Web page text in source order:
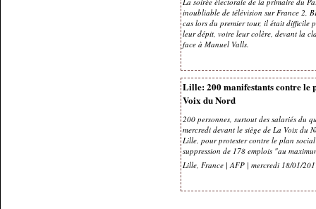
inoubliable de télévision sur France 2,
cas lors du premier tour, il était difficile
leur dépit, voire leur colère, devant la
face à Manuel Valls.
Lille: 200 manifestants contre le
Voix du Nord
200 personnes, surtout des salariés du
mercredi devant le siège de La Voix du
Lille, pour protester contre le plan
suppression de 178 emplois "au
Lille, France | AFP | mercredi 18/01/